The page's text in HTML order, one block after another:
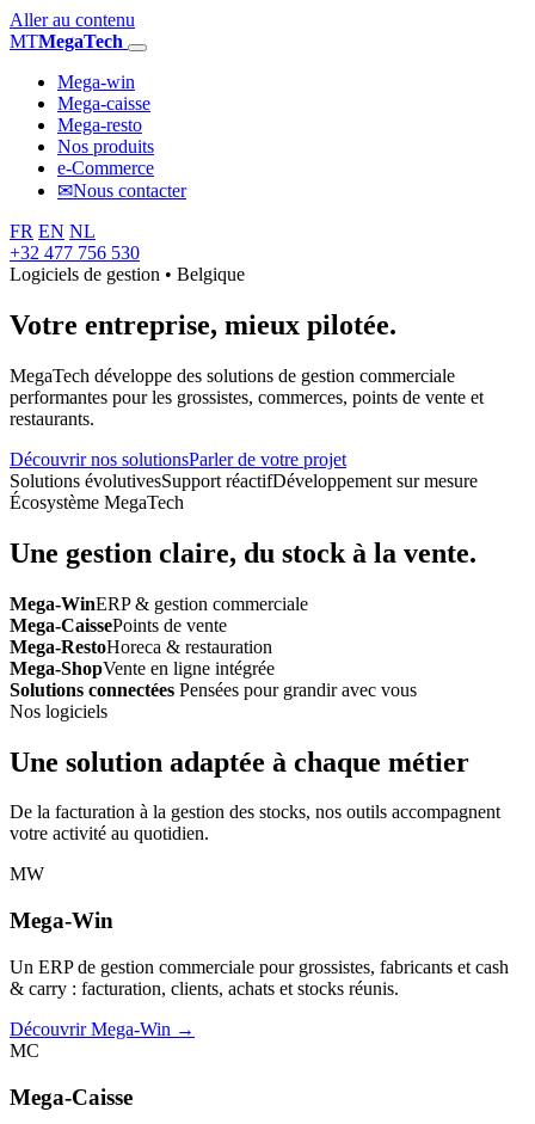
Aller au contenu
MTMegaTech
Mega-win
Mega-caisse
Mega-resto
Nos produits
e-Commerce
✉Nous contacter
FR EN NL
+32 477 756 530
Logiciels de gestion • Belgique
Votre entreprise, mieux pilotée.
MegaTech développe des solutions de gestion commerciale
performantes pour les grossistes, commerces, points de vente et
restaurants.
Découvrir nos solutionsParler de votre projet
Solutions évolutivesSupport réactifDéveloppement sur mesure
Écosystème MegaTech
Une gestion claire, du stock à la vente.
Mega-WinERP & gestion commerciale
Mega-CaissePoints de vente
Mega-RestoHoreca & restauration
Mega-ShopVente en ligne intégrée
Solutions connectées Pensées pour grandir avec vous
Nos logiciels
Une solution adaptée à chaque métier
De la facturation à la gestion des stocks, nos outils accompagnent
votre activité au quotidien.
MW
Mega-Win
Un ERP de gestion commerciale pour grossistes, fabricants et cash
& carry : facturation, clients, achats et stocks réunis.
Découvrir Mega-Win →
MC
Mega-Caisse